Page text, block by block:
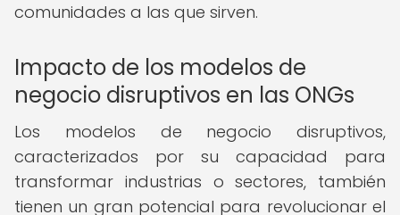
comunidades a las que sirven.
Impacto de los modelos de
negocio disruptivos en las ONGs
Los modelos de negocio disruptivos,
caracterizados por su capacidad para
transformar industrias o sectores, también
tienen un gran potencial para revolucionar el